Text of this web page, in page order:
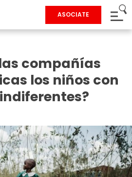
ASOCIATE
compañías
los niños con